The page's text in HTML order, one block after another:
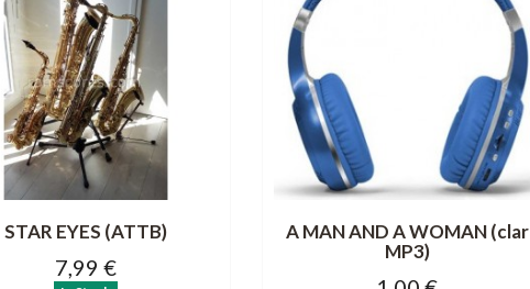
STAR EYES (ATTB)
7,99 €
A MAN AND A WOMAN (clar
MP3)